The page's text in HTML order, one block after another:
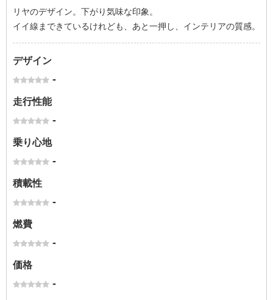
リヤのデザイン。下がり気味な印象。
イイ線まできているけれども、あと一押し、インテリアの質感。
デザイン
-
走行性能
-
乗り心地
-
積載性
-
燃費
-
価格
-